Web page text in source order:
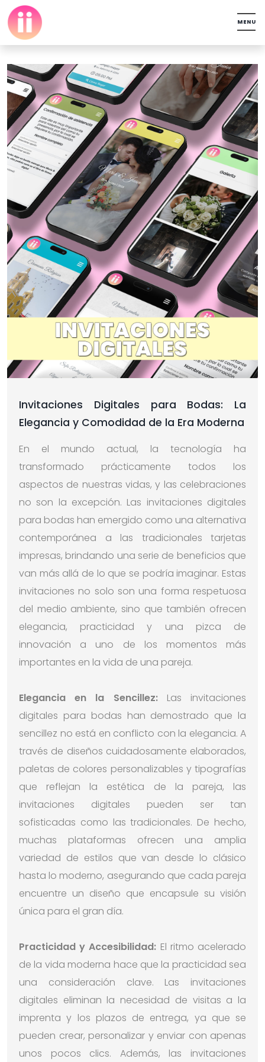
Invitaciones Digitales para Bodas: La
Elegancia y Comodidad de la Era Moderna
En el mundo actual, la tecnología ha
transformado prácticamente todos los
aspectos de nuestras vidas, y las celebraciones
no son la excepción. Las invitaciones digitales
para bodas han emergido como una alternativa
contemporánea a las tradicionales tarjetas
impresas, brindando una serie de beneficios que
van más allá de lo que se podría imaginar. Estas
invitaciones no solo son una forma respetuosa
del medio ambiente, sino que también ofrecen
elegancia, practicidad y una pizca de
innovación a uno de los momentos más
importantes en la vida de una pareja.
Elegancia en la Sencillez:Las invitaciones
digitales para bodas han demostrado que la
sencillez no está en conflicto con la elegancia. A
través de diseños cuidadosamente elaborados,
paletas de colores personalizables y tipografías
que reflejan la estética de la pareja, las
invitaciones digitales pueden ser tan
sofisticadas como las tradicionales. De hecho,
muchas plataformas ofrecen una amplia
variedad de estilos que van desde lo clásico
hasta lo moderno, asegurando que cada pareja
encuentre un diseño que encapsule su visión
única para el gran día.
Practicidad y Accesibilidad: El ritmo acelerado
de la vida moderna hace que la practicidad sea
una consideración clave. Las invitaciones
digitales eliminan la necesidad de visitas a la
imprenta y los plazos de entrega, ya que se
pueden crear, personalizar y enviar con apenas
unos pocos clics. Además, las invitaciones